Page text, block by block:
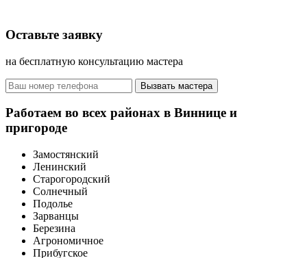
Оставьте заявку
на бесплатную консультацию мастера
Вызвать мастера
Работаем во всех районах в Виннице и
пригороде
Замостянский
Ленинский
Старогородский
Солнечный
Подолье
Зарванцы
Березина
Агрономичное
Прибугское